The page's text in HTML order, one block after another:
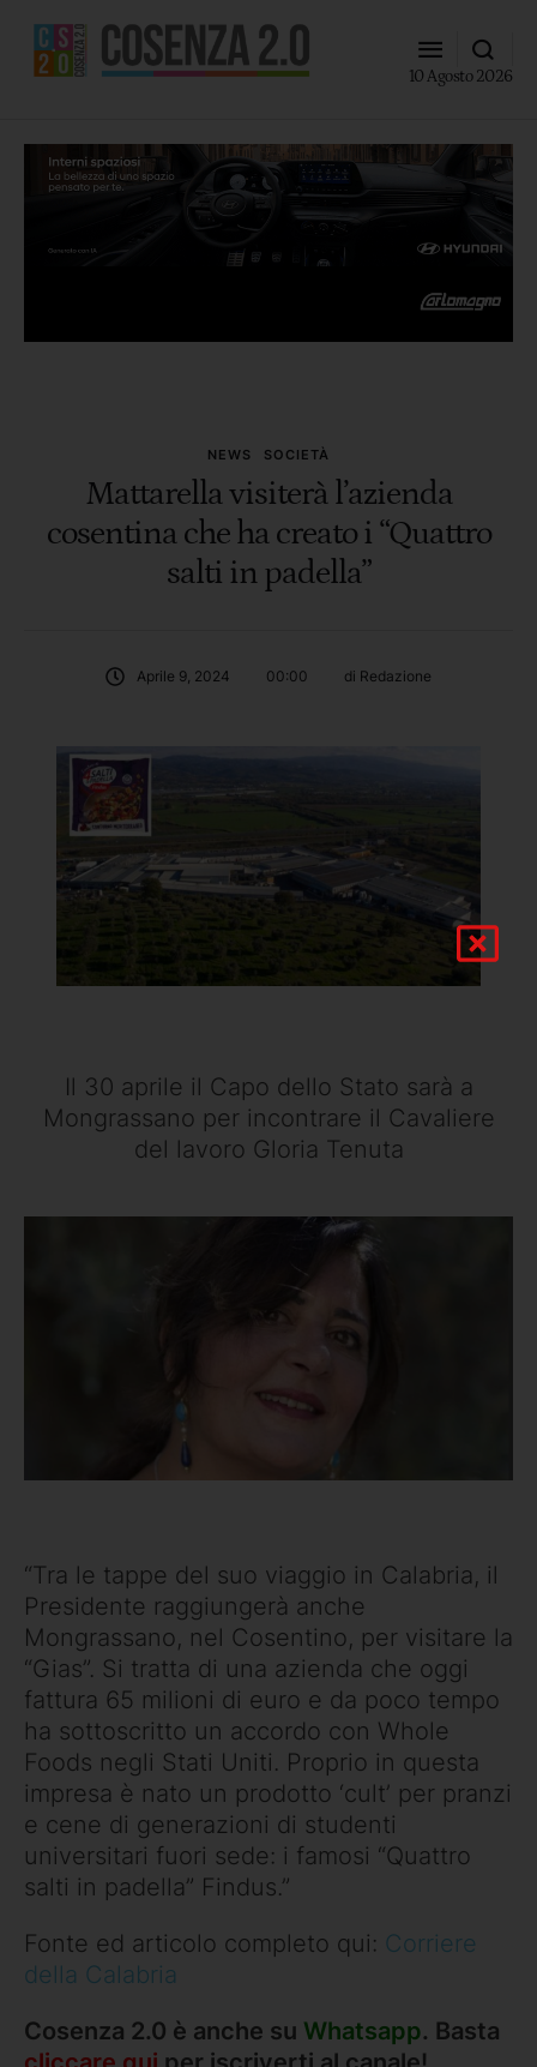
10 Agosto 2026
NEWS SOCIETÀ
Mattarella visiterà l’azienda
cosentina che ha creato i “Quattro
salti in padella”
Aprile 9, 2024 00:00 di Redazione
Il 30 aprile il Capo dello Stato sarà a
Mongrassano per incontrare il Cavaliere
del lavoro Gloria Tenuta
“Tra le tappe del suo viaggio in Calabria, il
Presidente raggiungerà anche
Mongrassano, nel Cosentino, per visitare la
“Gias”. Si tratta di una azienda che oggi
fattura 65 milioni di euro e da poco tempo
ha sottoscritto un accordo con Whole
Foods negli Stati Uniti. Proprio in questa
impresa è nato un prodotto ‘cult’ per pranzi
e cene di generazioni di studenti
universitari fuori sede: i famosi “Quattro
salti in padella” Findus.”
Fonte ed articolo completo qui: Corriere
della Calabria
Cosenza 2.0 è anche su Whatsapp. Basta